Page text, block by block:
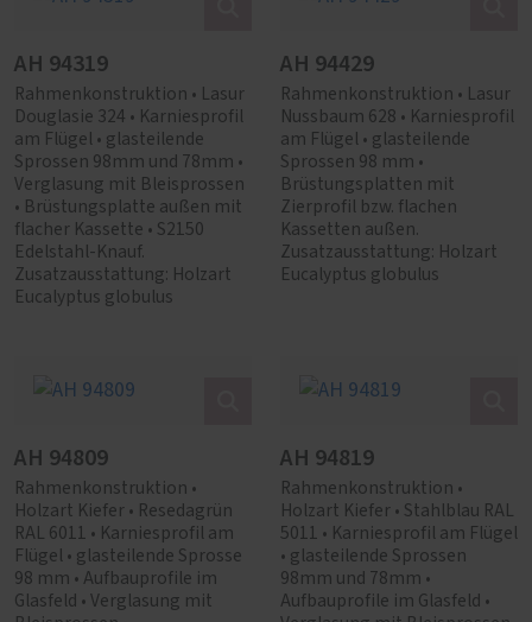
AH 94319
Rahmenkonstruktion • Lasur
Douglasie 324 • Karniesprofil
am Flügel • glasteilende
Sprossen 98mm und 78mm •
Verglasung mit Bleisprossen
• Brüstungsplatte außen mit
flacher Kassette • S2150
Edelstahl-Knauf.
Zusatzausstattung: Holzart
Eucalyptus globulus
AH 94429
Rahmenkonstruktion • Lasur
Nussbaum 628 • Karniesprofil
am Flügel • glasteilende
Sprossen 98 mm •
Brüstungsplatten mit
Zierprofil bzw. flachen
Kassetten außen.
Zusatzausstattung: Holzart
Eucalyptus globulus
AH 94809
Rahmenkonstruktion •
Holzart Kiefer • Resedagrün
RAL 6011 • Karniesprofil am
Flügel • glasteilende Sprosse
98 mm • Aufbauprofile im
Glasfeld • Verglasung mit
AH 94819
Rahmenkonstruktion •
Holzart Kiefer • Stahlblau RAL
5011 • Karniesprofil am Flügel
• glasteilende Sprossen
98mm und 78mm •
Aufbauprofile im Glasfeld •